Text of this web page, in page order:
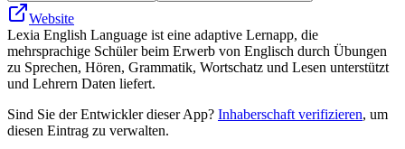
Website
Lexia English Language ist eine adaptive Lernapp, die
mehrsprachige Schüler beim Erwerb von Englisch durch Übungen
zu Sprechen, Hören, Grammatik, Wortschatz und Lesen unterstützt
und Lehrern Daten liefert.
Sind Sie der Entwickler dieser App? Inhaberschaft verifizieren, um
diesen Eintrag zu verwalten.